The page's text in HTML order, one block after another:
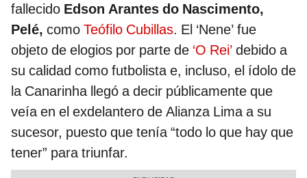
fallecido Edson Arantes do Nascimento,
Pelé, como Teófilo Cubillas. El ‘Nene’ fue
objeto de elogios por parte de ‘O Rei’ debido a
su calidad como futbolista e, incluso, el ídolo de
la Canarinha llegó a decir públicamente que
veía en el exdelantero de Alianza Lima a su
sucesor, puesto que tenía “todo lo que hay que
tener” para triunfar.